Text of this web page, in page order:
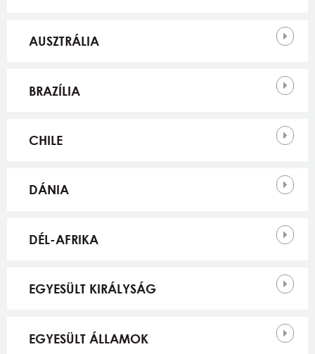
AUSZTRÁLIA
BRAZÍLIA
CHILE
DÁNIA
DÉL-AFRIKA
EGYESÜLT KIRÁLYSÁG
EGYESÜLT ÁLLAMOK